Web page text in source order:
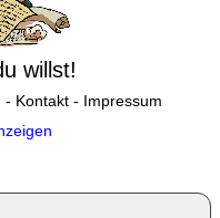
willst!
- Kontakt- Impressum